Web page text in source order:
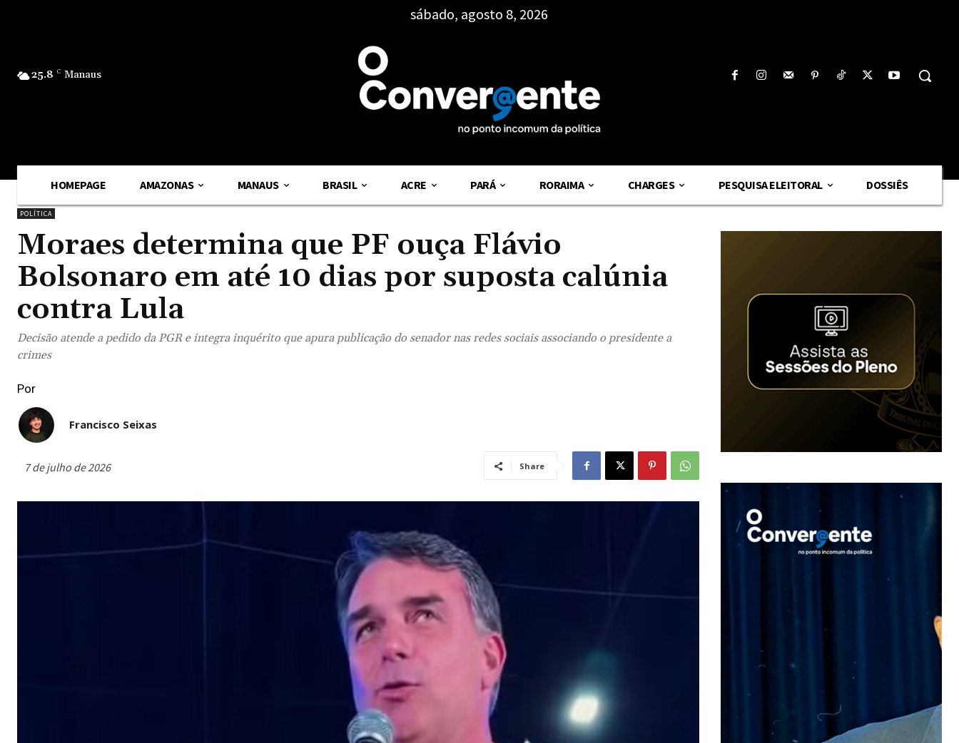
25.8 C Manaus
sábado, agosto 8, 2026
HOMEPAGE AMAZONAS MANAUS BRASIL ACRE PARÁ RORAIMA CHARGES PESQUISA ELEITORAL DOSSIÊS
POLÍTICA
Moraes determina que PF ouça Flávio
Bolsonaro em até 10 dias por suposta calúnia
contra Lula
Decisão atende a pedido da PGR e integra inquérito que apura publicação do senador nas redes sociais associando o presidente a
crimes
Por
Francisco Seixas
7 de julho de 2026 Share